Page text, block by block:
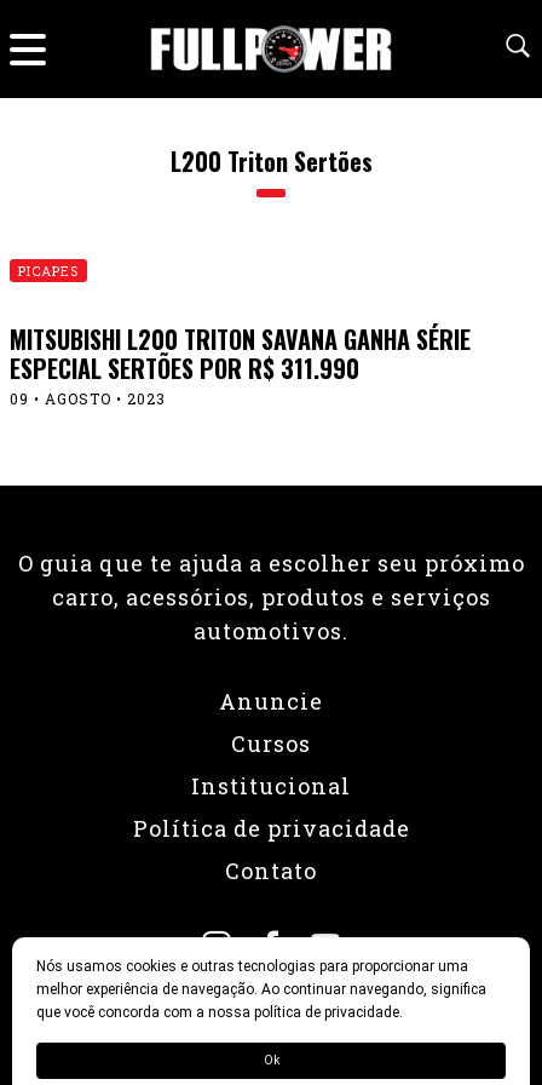
L200 Triton Sertões
PICAPES
MITSUBISHI L200 TRITON SAVANA GANHA SÉRIE
ESPECIAL SERTÕES POR R$ 311.990
09 • AGOSTO • 2023
O guia que te ajuda a escolher seu próximo
carro, acessórios, produtos e serviços
automotivos.
Anuncie
Cursos
Institucional
Política de privacidade
Contato
Nós usamos cookies e outras tecnologias para proporcionar uma
melhor experiência de navegação. Ao continuar navegando, significa
que você concorda com a nossa política de privacidade.
Ok